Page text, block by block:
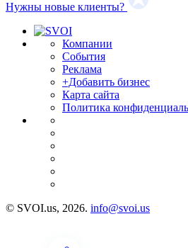
Нужны новые клиенты?
Компании
События
Реклама
+Добавить бизнес
Карта сайта
Политика
© SVOI.us, 2026. info@svoi.us